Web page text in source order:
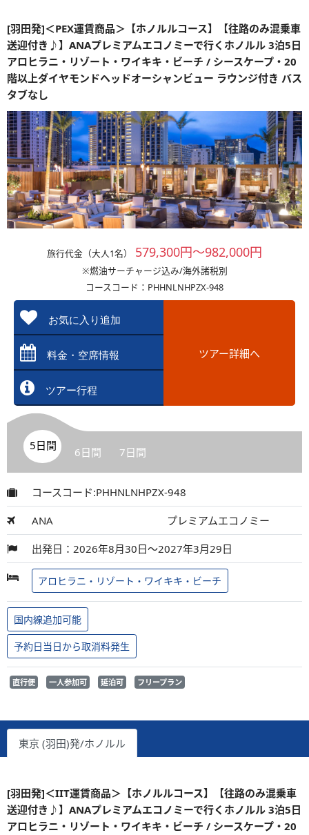
[羽田発]＜PEX運賃商品＞【ホノルルコース】【往路のみ混乗車
送迎付き♪】ANAプレミアムエコノミーで行くホノルル 3泊5日
アロヒラニ・リゾート・ワイキキ・ビーチ / シースケープ・20
階以上ダイヤモンドヘッドオーシャンビュー ラウンジ付き バス
タブなし
旅行代金（大人1名） 579,300円～982,000円
※燃油サーチャージ込み/海外諸税別
コースコード：PHHNLNHPZX-948
お気に入り追加
料金・空席情報
ツアー行程
ツアー詳細へ
5日間 6日間 7日間
コースコード:PHHNLNHPZX-948
ANA プレミアムエコノミー
出発日：2026年8月30日～2027年3月29日
アロヒラニ・リゾート・ワイキキ・ビーチ
国内線追加可能
予約日当日から取消料発生
直行便 一人参加可 延泊可 フリープラン
東京 (羽田)発/ホノルル
[羽田発]＜IIT運賃商品＞【ホノルルコース】【往路のみ混乗車
送迎付き♪】ANAプレミアムエコノミーで行くホノルル 3泊5日
アロヒラニ・リゾート・ワイキキ・ビーチ / シースケープ・20